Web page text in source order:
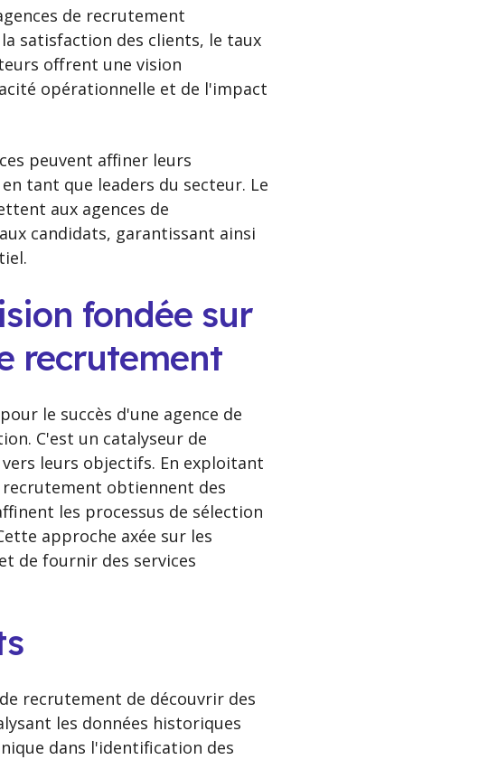
de recrutement
satisfaction des clients, le taux
offrent une vision
opérationnelle et de l'impact
peuvent affiner leurs
tant que leaders du secteur. Le
aux agences de
candidats, garantissant ainsi
fondée sur
recrutement
le succès d'une agence de
C'est un catalyseur de
leurs objectifs. En exploitant
recrutement obtiennent des
les processus de sélection
approche axée sur les
de fournir des services
recrutement de découvrir des
les données historiques
dans l'identification des